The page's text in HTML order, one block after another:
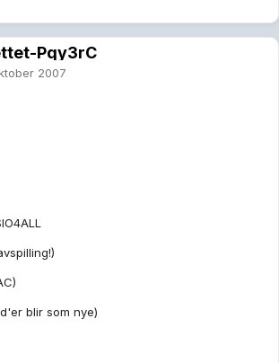
Pqy3rC
2007
blir som nye)